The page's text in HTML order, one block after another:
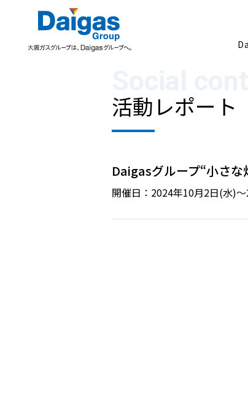
Daigasグループにつ
活動レポート
Daigasグループ“小さ
開催日：2024年10月2日(水)